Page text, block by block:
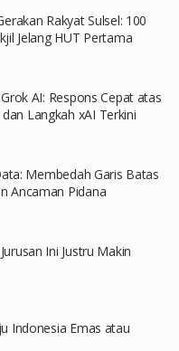
Rakyat Sulsel: 100
Jelang HUT Pertama
AI: Respons Cepat atas
Langkah xAI Terkini
Membedah Garis Batas
Ancaman Pidana
Ini Justru Makin
Indonesia Emas atau